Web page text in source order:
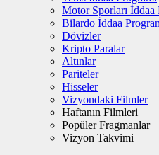
Motor Sporları İddaa
Bilardo İddaa
Dövizler
Kripto Paralar
Altınlar
Pariteler
Hisseler
Vizyondaki Filmler
Haftanın Filmleri
Popüler Fragmanlar
Vizyon Takvimi